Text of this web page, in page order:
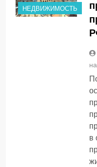
НЕДВИЖИМОСТЬ
в